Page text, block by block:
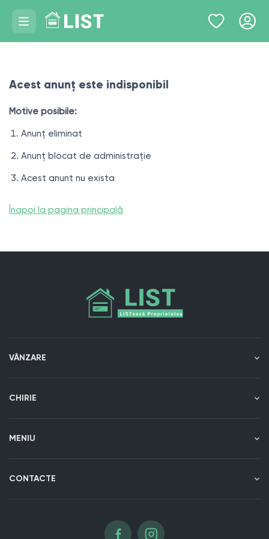
Acest anunț este indisponibil
Motive posibile:
Anunț eliminat
Anunț blocat de administrație
Acest anunt nu exista
Înapoi la pagina principală
VÂNZARE
CHIRIE
MENIU
CONTACTE